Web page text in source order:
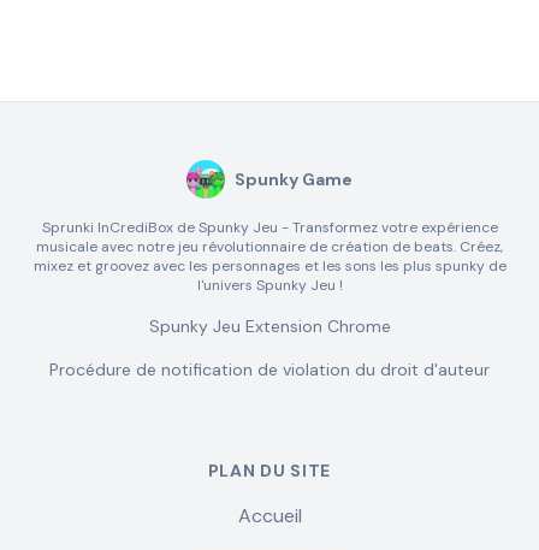
Spunky Game
Sprunki InCrediBox de Spunky Jeu - Transformez votre expérience
musicale avec notre jeu révolutionnaire de création de beats. Créez,
mixez et groovez avec les personnages et les sons les plus spunky de
l'univers Spunky Jeu !
Spunky Jeu Extension Chrome
Procédure de notification de violation du droit d'auteur
PLAN DU SITE
Accueil